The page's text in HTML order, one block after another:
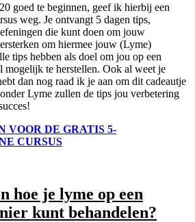
goed te beginnen, geef ik hierbij een
weg. Je ontvangt 5 dagen tips,
die kunt doen om jouw
om hiermee jouw (Lyme)
tips hebben als doel om jou op een
mogelijk te herstellen. Ook al weet je
dan nog raad ik je aan om dit cadeautje
Lyme zullen de tips jou verbetering
VOOR DE GRATIS 5-
CURSUS
hoe je lyme op een
kunt behandelen?